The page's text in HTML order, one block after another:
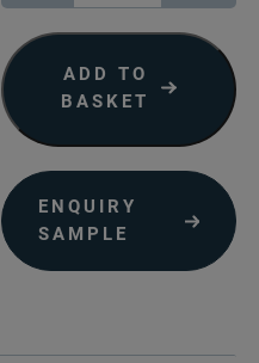
quantity
ADD TO
BASKET
ENQUIRY
SAMPLE